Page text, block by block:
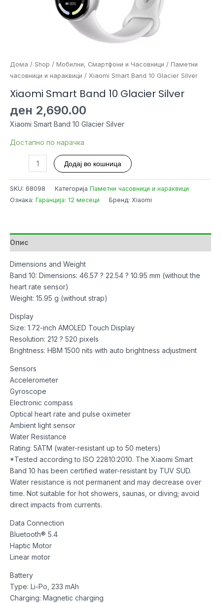
Дома / Shop / Мобилни, Смартфони и Часовници / Паметни
часовници и нараквици / Xiaomi Smart Band 10 Glacier Silver
Xiaomi Smart Band 10 Glacier Silver
ден 2,690.00
Xiaomi Smart Band 10 Glacier Silver
Достапно по нарачка
Band
Додај во кошница
SKU: 68098 Категорија Паметни часовници и нараквици
Ознака: Гаранција: 12 месеци Бренд: Xiaomi
Опис
Dimensions and Weight
Band 10: Dimensions: 46.57 ? 22.54 ? 10.95 mm (without the
heart rate sensor)
Weight: 15.95 g (without strap)
Display
Size: 1.72-inch AMOLED Touch Display
Resolution: 212 ? 520 pixels
Brightness: HBM 1500 nits with auto brightness adjustment
Sensors
Accelerometer
Gyroscope
Electronic compass
Optical heart rate and pulse oximeter
Ambient light sensor
Water Resistance
Rating: 5ATM (water-resistant up to 50 meters)
*Tested according to ISO 22810:2010. The Xiaomi Smart
Band 10 has been certified water-resistant by TUV SUD.
Water resistance is not permanent and may decrease over
time. Not suitable for hot showers, saunas, or diving; avoid
direct impacts from currents.
Data Connection
Bluetooth® 5.4
Haptic Motor
Linear motor
Battery
Type: Li-Po, 233 mAh
Charging: Magnetic charging